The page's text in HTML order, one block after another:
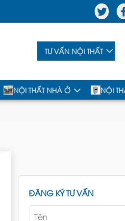
TƯ VẤN NỘI THẤT
NỘI THẤT NHÀ Ở NỘI
ĐĂNG KÝ TƯ VẤN